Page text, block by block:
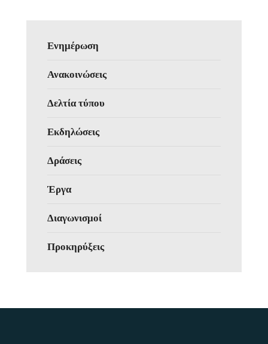
Ενημέρωση
Ανακοινώσεις
Δελτία τύπου
Εκδηλώσεις
Δράσεις
Έργα
Διαγωνισμοί
Προκηρύξεις